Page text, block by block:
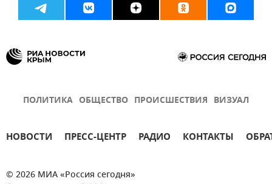
ПОЛИТИКА ОБЩЕСТВО ПРОИСШЕСТВИЯ ВИЗУАЛ
НОВОСТИ ПРЕСС-ЦЕНТР РАДИО КОНТАКТЫ
© 2026 МИА «Россия сегодня»